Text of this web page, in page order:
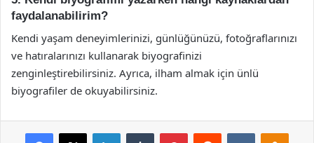
faydalanabilirim?
Kendi yaşam deneyimlerinizi, günlüğünüzü, fotoğraflarınızı
ve hatıralarınızı kullanarak biyografinizi
zenginleştirebilirsiniz. Ayrıca, ilham almak için ünlü
biyografiler de okuyabilirsiniz.
Facebook
X LinkedInTumblr PinterestReddit VKontakte